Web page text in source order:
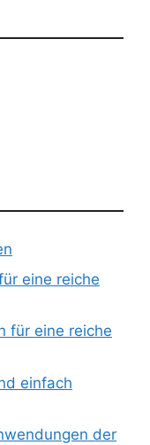
eine reiche
für eine reiche
einfach
der